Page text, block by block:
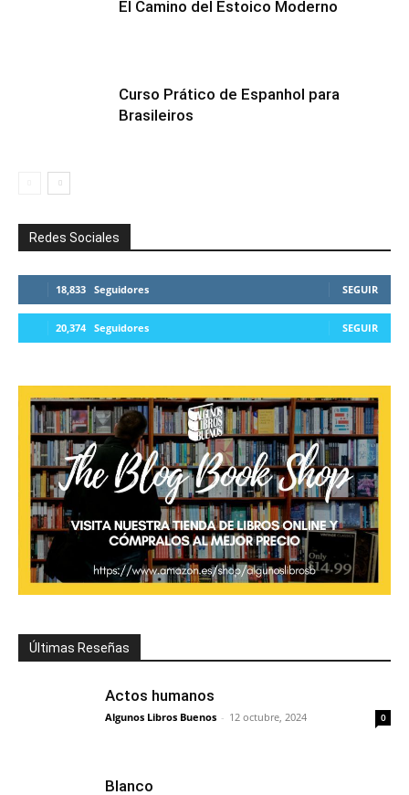
El Camino del Estoico Moderno
Curso Prático de Espanhol para
Brasileiros
Redes Sociales
18,833 Seguidores SEGUIR
20,374 Seguidores SEGUIR
Últimas Reseñas
Actos humanos
Algunos Libros Buenos - 12 octubre, 2024 0
Blanco